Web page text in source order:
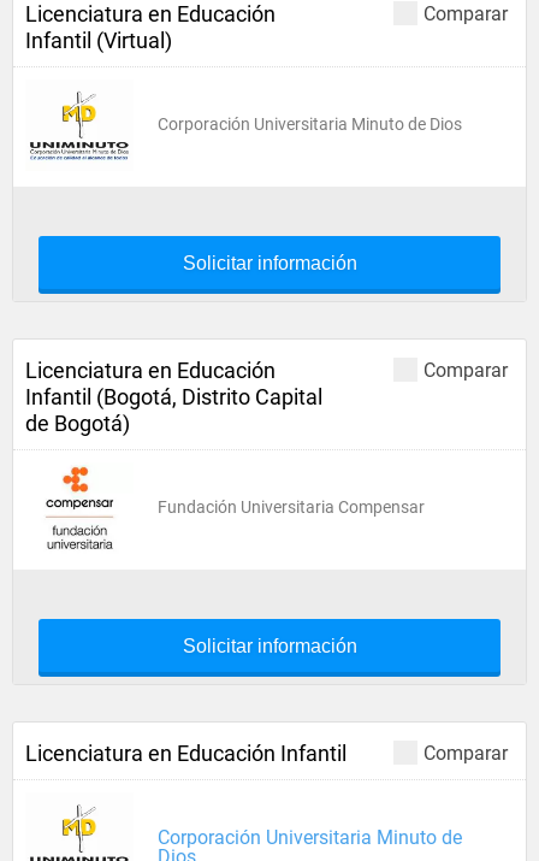
Comparar
Licenciatura en Educación
Infantil (Virtual)
Corporación Universitaria Minuto de Dios
Solicitar información
Comparar
Licenciatura en Educación
Infantil (Bogotá, Distrito Capital
de Bogotá)
Fundación Universitaria Compensar
Solicitar información
Comparar
Licenciatura en Educación Infantil
Corporación Universitaria Minuto de